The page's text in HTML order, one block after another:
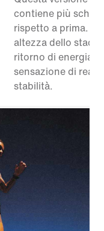
contiene più
rispetto a prima.
altezza dello stack
ritorno di energia e
sensazione di
stabilità.